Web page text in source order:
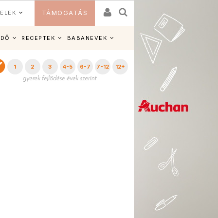
TÁMOGATÁS
RECEPTEK BABANEVEK
1 2 3 4-5 6-7 7-12 12+